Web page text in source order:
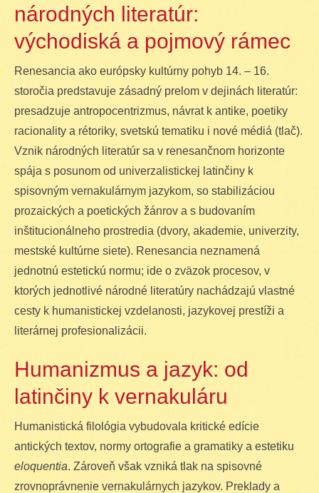
národných literatúr:
východiská a pojmový rámec
Renesancia ako európsky kultúrny pohyb 14. – 16.
storočia predstavuje zásadný prelom v dejinách literatúr:
presadzuje antropocentrizmus, návrat k antike, poetiky
racionality a rétoriky, svetskú tematiku i nové médiá (tlač).
Vznik národných literatúr sa v renesančnom horizonte
spája s posunom od univerzalistickej latinčiny k
spisovným vernakulárnym jazykom, so stabilizáciou
prozaických a poetických žánrov a s budovaním
inštitucionálneho prostredia (dvory, akademie, univerzity,
mestské kultúrne siete). Renesancia neznamená
jednotnú estetickú normu; ide o zväzok procesov, v
ktorých jednotlivé národné literatúry nachádzajú vlastné
cesty k humanistickej vzdelanosti, jazykovej prestíži a
literárnej profesionalizácii.
Humanizmus a jazyk: od
latinčiny k vernakuláru
Humanistická filológia vybudovala kritické edície
antických textov, normy ortografie a gramatiky a estetiku
eloquentia. Zároveň však vzniká tlak na spisovné
zrovnoprávnenie vernakulárnych jazykov. Preklady a